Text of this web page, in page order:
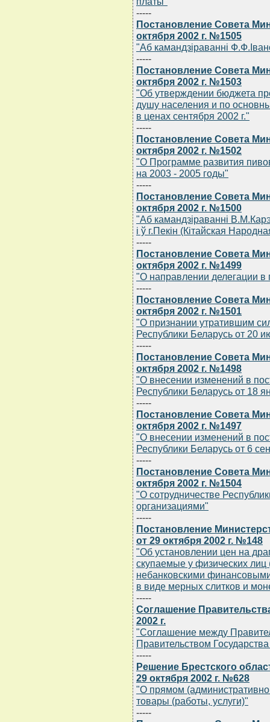
-----
Постановление Совета
октября 2002 г. №1505
"Аб камандзiраваннi
-----
Постановление Совета
октября 2002 г. №1503
"Об утверждении бюджета
душу населения и по
в ценах сентября 2002 г."
-----
Постановление Совета
октября 2002 г. №1502
"О Программе развития
на 2003 - 2005 годы"
-----
Постановление Совета
октября 2002 г. №1500
"Аб камандзiраваннi
i ў г.Пекiн (Кiтайская
-----
Постановление Совета
октября 2002 г. №1499
"О направлении делегации в
-----
Постановление Совета
октября 2002 г. №1501
"О признании утратившим
Республики Беларусь от 20
-----
Постановление Совета
октября 2002 г. №1498
"О внесении изменений в
Республики Беларусь от 18
-----
Постановление Совета
октября 2002 г. №1497
"О внесении изменений в
Республики Беларусь от 6
-----
Постановление Совета
октября 2002 г. №1504
"О сотрудничестве
организациями"
-----
Постановление
от 29 октября 2002 г. №148
"Об установлении цен на
скупаемые у физических
небанковскими
в виде мерных слитков и
-----
Соглашение
2002 г.
"Соглашение между
Правительством
-----
Решение Брестского
29 октября 2002 г. №628
"О прямом
товары (работы, услуги)"
-----